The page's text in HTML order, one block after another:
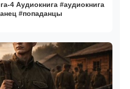
4 Аудиокнига #аудиокнига
#попаданцы